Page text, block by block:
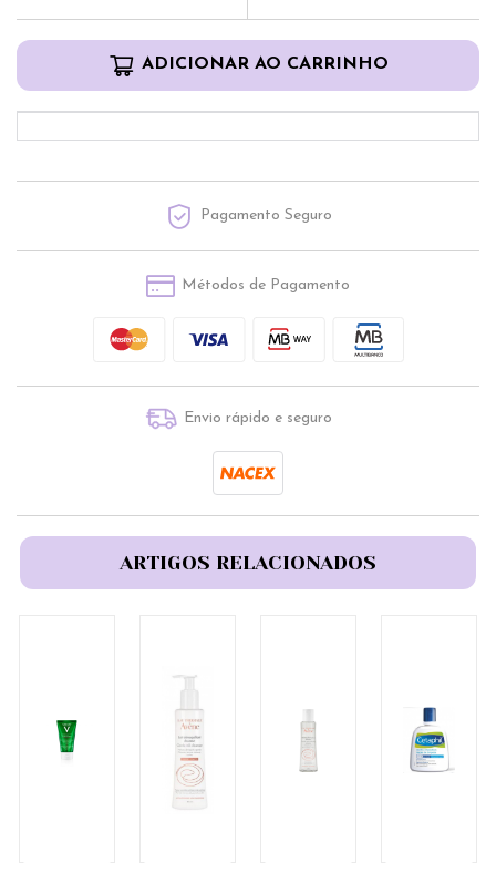
ADICIONAR AO CARRINHO
Pagamento Seguro
Métodos de Pagamento
Envio rápido e seguro
ARTIGOS RELACIONADOS